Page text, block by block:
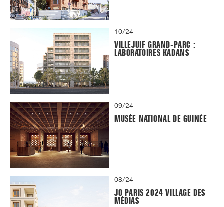
10/24
VILLEJUIF GRAND-PARC :
LABORATOIRES KADANS
09/24
MUSÉE NATIONAL DE GUINÉE
08/24
JO PARIS 2024 VILLAGE DES
MÉDIAS